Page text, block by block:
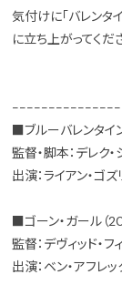
気付けに「バレンタ
に立ち上がってくだ
■ブルーバレンタイン
監督・脚本：デレク
出演：ライアン・ゴ
■ゴーン・ガール（
監督：デヴィッド・フ
出演：ベン・アフレッ